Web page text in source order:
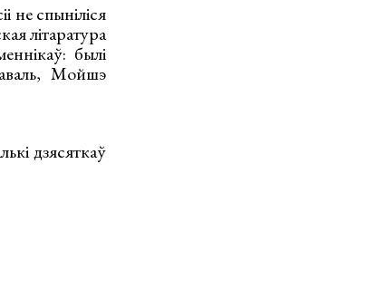
не спыніліся
літаратура
былі
Мойшэ
дзясяткаў